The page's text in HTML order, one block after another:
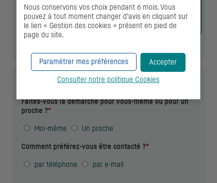
Informations de contact
Faites-vous la démarche pour vous-même ou pour un
proche ?*
Moi-même Un proche
Comment préférez-vous être contacté ?*
par téléphone par e-mail
Nous conservons vos choix pendant 6 mois. Vous
pouvez à tout moment changer d’avis en cliquant sur
le lien « Gestion des cookies » présent en pied de
page du site.
Accepter
Paramétrer mes préférences
Consulter notre politique Cookies